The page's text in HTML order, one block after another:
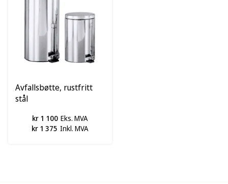
Avfallsbøtte, rustfritt
stål
kr 1 100 Eks. MVA
kr 1 375 Inkl. MVA